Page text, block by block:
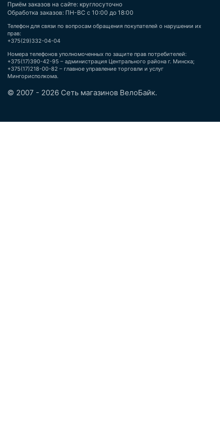
Приём заказов на сайте: круглосуточно
Обработка заказов: ПН-ВС с 10:00 до 18:00
Телефон для связи по вопросам обращения покупателей о нарушении их
прав:
+375(29)332-04-04
Номера телефонов уполномоченных по защите прав потребителей:
+375(17)390-42-95 – администрация Центрального района г. Минска;
+375(17)218-00-82 – главное управление торговли и услуг
Мингорисполкома.
© 2007 - 2026 Сеть магазинов ВелоБайк.